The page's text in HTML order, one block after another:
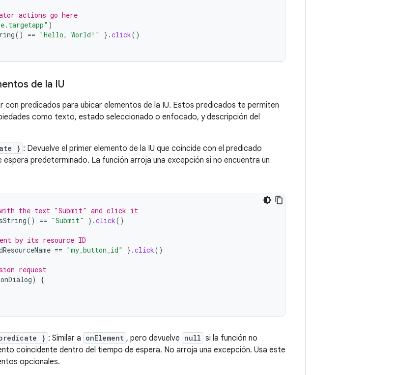
actions go here
)
() == "Hello, World!" }.click()
de la IU
con predicados para ubicar elementos de la IU. Estos predicados te permiten
como texto, estado seleccionado o enfocado, y descripción del
} : Devuelve el primer elemento de la IU que coincide con el predicado
predeterminado. La función arroja una excepción si no encuentra un
the text "Submit" and click it
() == "Submit" }.click()
by its resource ID
== "my_button_id" }.click()
request
)
{
} : Similar a onElement , pero devuelve null si la función no
coincidente dentro del tiempo de espera. No arroja una excepción. Usa este
opcionales.